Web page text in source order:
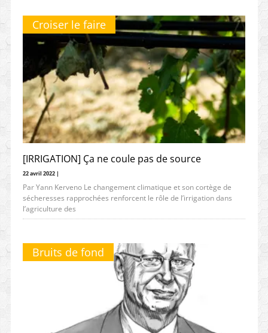
Croiser le faire
[IRRIGATION] Ça ne coule pas de source
22 avril 2022 |
Par Yann Kerveno Le changement climatique et son cortège de
sécheresses rapprochées renforcent le rôle de l’irrigation dans
l’agriculture des
Bruits de fond